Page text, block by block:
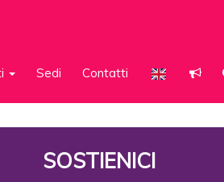
Sedi Contatti
SOSTIENICI